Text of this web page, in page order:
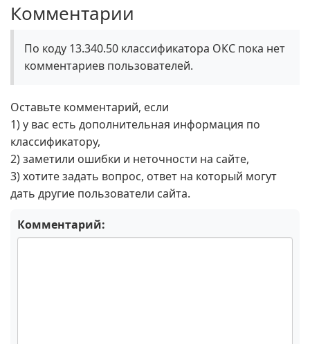
Комментарии
По коду 13.340.50 классификатора ОКС пока нет
комментариев пользователей.
Оставьте комментарий, если
1) у вас есть дополнительная информация по
классификатору,
2) заметили ошибки и неточности на сайте,
3) хотите задать вопрос, ответ на который могут
дать другие пользователи сайта.
Комментарий: